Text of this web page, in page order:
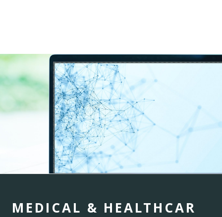
M EDI CAL & H EALTH CAR